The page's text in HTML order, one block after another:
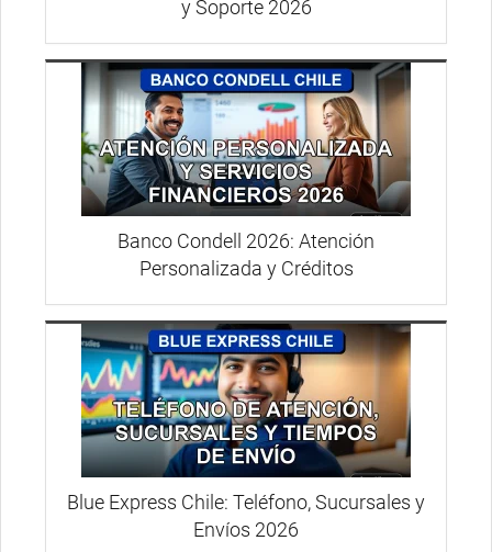
y Soporte 2026
Banco Condell 2026: Atención
Personalizada y Créditos
Blue Express Chile: Teléfono, Sucursales y
Envíos 2026